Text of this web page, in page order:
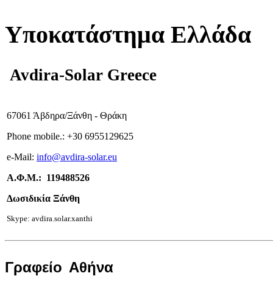
Υποκατάστημα Ελλάδα
Avdira-Solar Greece
67061 Άβδηρα/Ξάνθη - Θράκη
Phone mobile.: +30 6955129625
e-Mail: info@avdira-solar.eu
Α.Φ.Μ.: 119488526
Δωσιδικία Ξάνθη
Skype: avdira.solar.xanthi
Γραφείο Αθήνα